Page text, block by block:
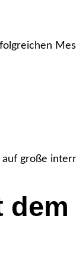
große